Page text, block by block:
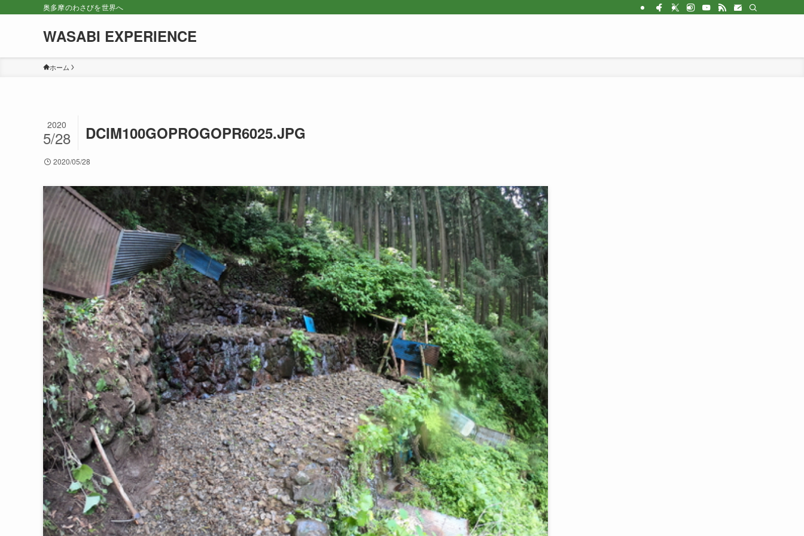
奥多摩のわさびを世界へ
WASABI EXPERIENCE
ホーム
DCIM100GOPROGOPR6025.JPG
2020
5/28
2020/05/28